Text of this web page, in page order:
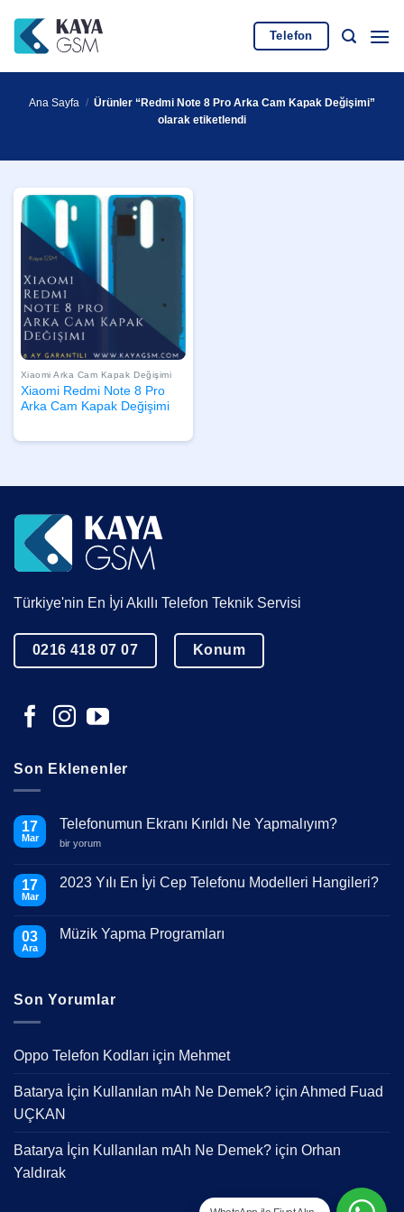
atla
Telefon
Ana Sayfa / Ürünler “Redmi Note 8 Pro Arka Cam Kapak Değişimi”
olarak etiketlendi
Xiaomi Arka Cam Kapak Değişimi
Xiaomi Redmi Note 8 Pro
Arka Cam Kapak Değişimi
Türkiye'nin En İyi Akıllı Telefon Teknik Servisi
0216 418 07 07 Konum
Son Eklenenler
17
Mar
Telefonumun Ekranı Kırıldı Ne Yapmalıyım?
Telefonumun
Ne
Yapmalıyım?
bir yorum
17
Mar
2023 Yılı En İyi Cep Telefonu Modelleri Hangileri?
Yılı
Modelleri
Hangileri?
03
Ara
Müzik Yapma Programları
Programları
Son Yorumlar
Oppo Telefon Kodları için Mehmet
Batarya İçin Kullanılan mAh Ne Demek? için Ahmed Fuad
UÇKAN
Batarya İçin Kullanılan mAh Ne Demek? için Orhan
Yaldırak